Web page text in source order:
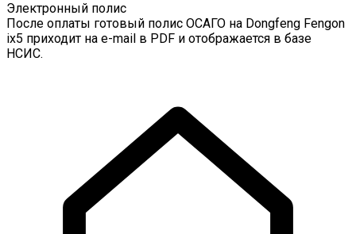
Электронный полис
После оплаты готовый полис ОСАГО на Dongfeng Fengon
ix5 приходит на e-mail в PDF и отображается в базе
НСИС.